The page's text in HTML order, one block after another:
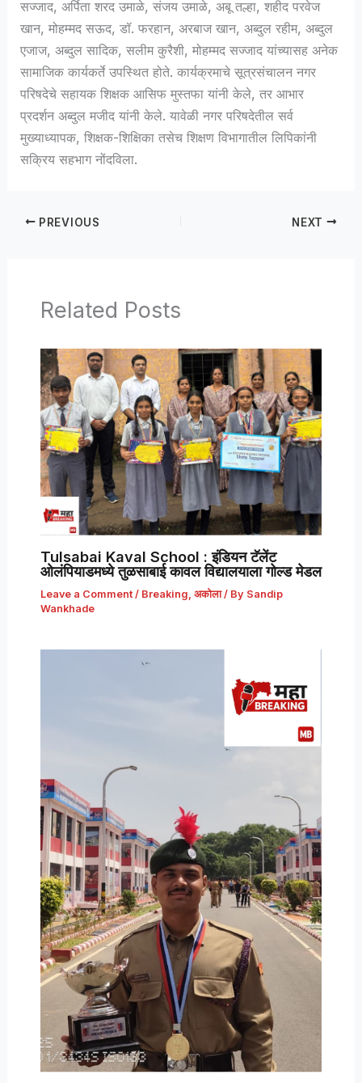
सज्जाद, अर्पिता शरद उमाळे, संजय उमाळे, अबू तल्हा, शहीद परवेज
खान, मोहम्मद सऊद, डॉ. फरहान, अरबाज खान, अब्दुल रहीम, अब्दुल
एजाज, अब्दुल सादिक, सलीम कुरैशी, मोहम्मद सज्जाद यांच्यासह अनेक
सामाजिक कार्यकर्ते उपस्थित होते. कार्यक्रमाचे सूत्रसंचालन नगर
परिषदेचे सहायक शिक्षक आसिफ मुस्तफा यांनी केले, तर आभार
प्रदर्शन अब्दुल मजीद यांनी केले. यावेळी नगर परिषदेतील सर्व
मुख्याध्यापक, शिक्षक-शिक्षिका तसेच शिक्षण विभागातील लिपिकांनी
सक्रिय सहभाग नोंदविला.
PREVIOUS NEXT
Related Posts
Tulsabai Kaval School : इंडियन टॅलेंट
ओलंपियाडमध्ये तुळसाबाई कावल विद्यालयाला गोल्ड मेडल
Leave a Comment / Breaking अकोला/ By Sandip
Wankhade